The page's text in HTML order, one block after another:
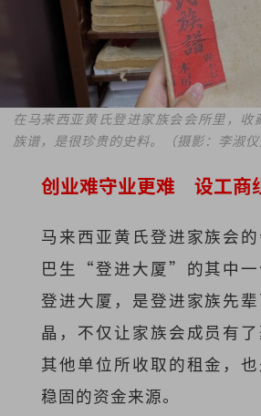
在马来西亚黄氏登进家族会会所里，
族谱，是很珍贵的史料。（摄影：李淑仪
创业难守业更难 设工商
马来西亚黄氏登进家族会
巴生“登进大厦”的其中一
登进大厦，是登进家族先
晶，不仅让家族会成员有了
其他单位所收取的租金，
稳固的资金来源。